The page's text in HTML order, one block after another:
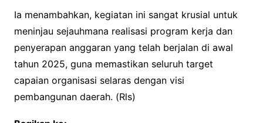
Ia menambahkan, kegiatan ini sangat krusial untuk
meninjau sejauhmana realisasi program kerja dan
penyerapan anggaran yang telah berjalan di awal
tahun 2025, guna memastikan seluruh target
capaian organisasi selaras dengan visi
pembangunan daerah. (Rls)